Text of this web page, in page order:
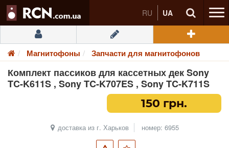
RU UA
Магнитофоны Запчасти для магнитофонов
Комплект пассиков для кассетных дек Sony
TC-K611S , Sony TC-K707ES , Sony TC-K711S
150 грн.
доставка из г. Харьков номер: 6955